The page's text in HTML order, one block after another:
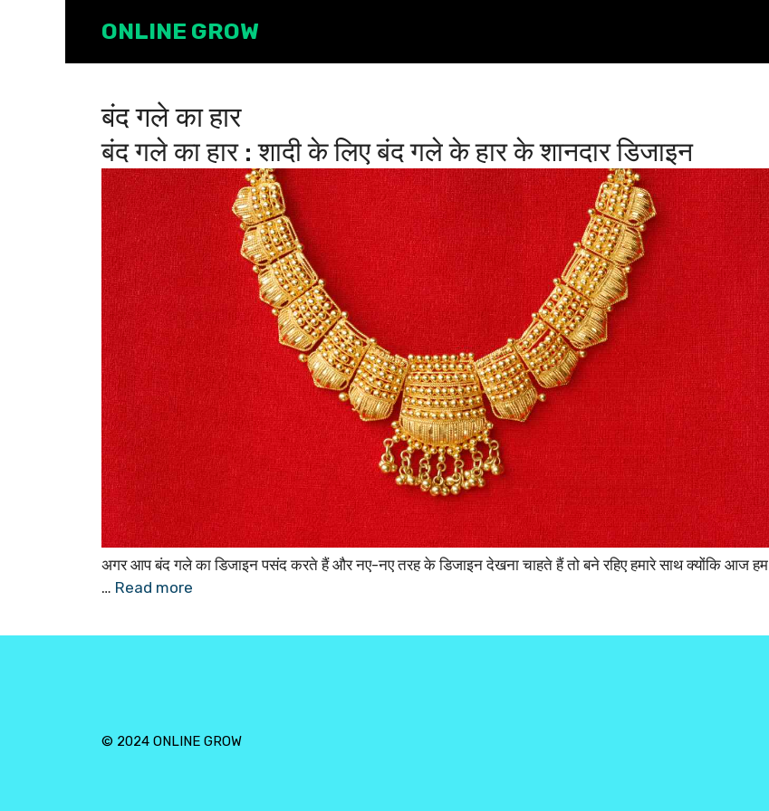
ONLINE GROW
बंद गले का हार
बंद गले का हार : शादी के लिए बंद गले के हार के शानदार डिजाइन
अगर आप बंद गले का डिजाइन पसंद करते हैं और नए-नए तरह के डिजाइन देखना चाहते हैं तो बने रहिए हमारे साथ क्योंकि आज हम
… Read more
© 2024 ONLINE GROW